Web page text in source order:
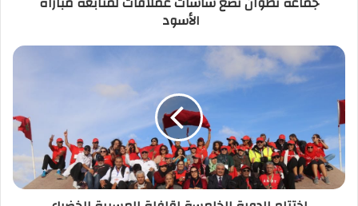
الأسود
اختتام الدورة
المسيرة
الخضراء